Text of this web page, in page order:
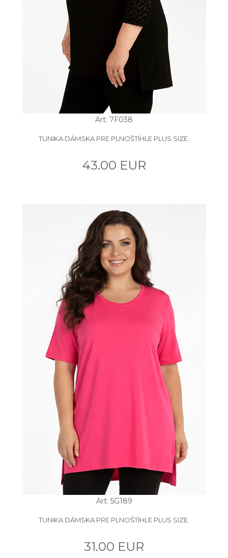
Art: 7F038
TUNIKA DÁMSKA PRE PLNOŠTÍHLE PLUS SIZE.
43.00 EUR
Art: 5G189
TUNIKA DÁMSKA PRE PLNOŠTÍHLE PLUS SIZE.
31.00 EUR